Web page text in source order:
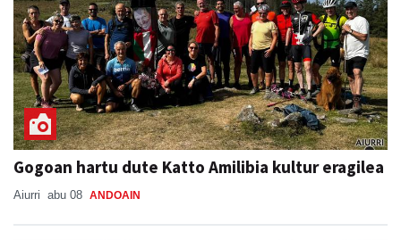
Gogoan hartu dute Katto Amilibia kultur eragilea
Aiurri abu 08 ANDOAIN